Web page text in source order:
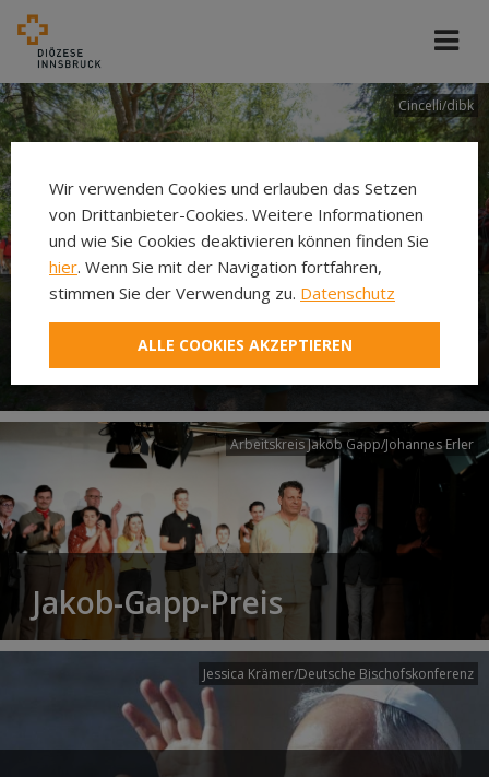
Cincelli/dibk
Neuer Pilgerweg Via
Laudato si’
Arbeitskreis Jakob Gapp/Johannes Erler
Jakob-Gapp-Preis
Jessica Krämer/Deutsche Bischofskonferenz
Wir verwenden Cookies und erlauben das Setzen
von Drittanbieter-Cookies. Weitere Informationen
und wie Sie Cookies deaktivieren können finden Sie
hier. Wenn Sie mit der Navigation fortfahren,
stimmen Sie der Verwendung zu. Datenschutz
ALLE COOKIES AKZEPTIEREN